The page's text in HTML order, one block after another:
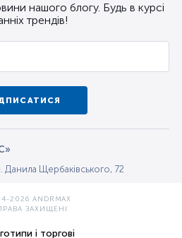
нашого блогу. Будь в курсі
трендів!
Данила Щербаківського, 72
2026 ANDRMAX
ЗАХИЩЕНІ
і торгові